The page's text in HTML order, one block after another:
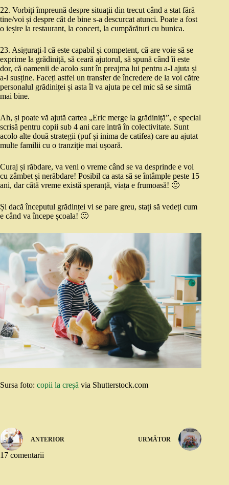
22. Vorbiți împreună despre situații din trecut când a stat fără
tine/voi și despre cât de bine s-a descurcat atunci. Poate a fost
o ieșire la restaurant, la concert, la cumpărături cu bunica.
23. Asigurați-l că este capabil și competent, că are voie să se
exprime la grădiniță, să ceară ajutorul, să spună când îi este
dor, că oamenii de acolo sunt în preajma lui pentru a-l ajuta și
a-l susține. Faceți astfel un transfer de încredere de la voi către
personalul grădiniței și asta îl va ajuta pe cel mic să se simtă
mai bine.
Ah, și poate vă ajută cartea „Eric merge la grădiniță”, e special
scrisă pentru copii sub 4 ani care intră în colectivitate. Sunt
acolo alte două strategii (puf și inima de catifea) care au ajutat
multe familii cu o tranziție mai ușoară.
Curaj și răbdare, va veni o vreme când se va desprinde e voi
cu zâmbet și nerăbdare! Posibil ca asta să se întâmple peste 15
ani, dar câtă vreme există speranță, viața e frumoasă! 🙂
Și dacă începutul grădinței vi se pare greu, stați să vedeți cum
e când va începe școala! 🙂
Sursa foto: copii la creșă via Shutterstock.com
ANTERIOR URMĂTOR
17 comentarii